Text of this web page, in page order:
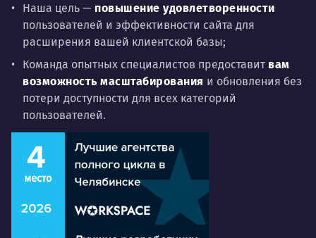
Наша цель — повышение удовлетворенности
пользователей и эффективности сайта для
расширения вашей клиентской базы;
Команда опытных специалистов предоставит вам
возможность масштабирования и обновления без
потери доступности для всех категорий
пользователей.